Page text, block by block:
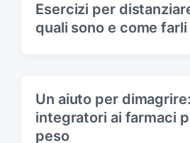
:Esercizi per
quali sono e come farli
Un aiuto per
integratori ai farmaci
peso